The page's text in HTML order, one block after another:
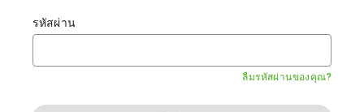
รหัสผ่าน
ลืมรหัสผ่านของคุณ?